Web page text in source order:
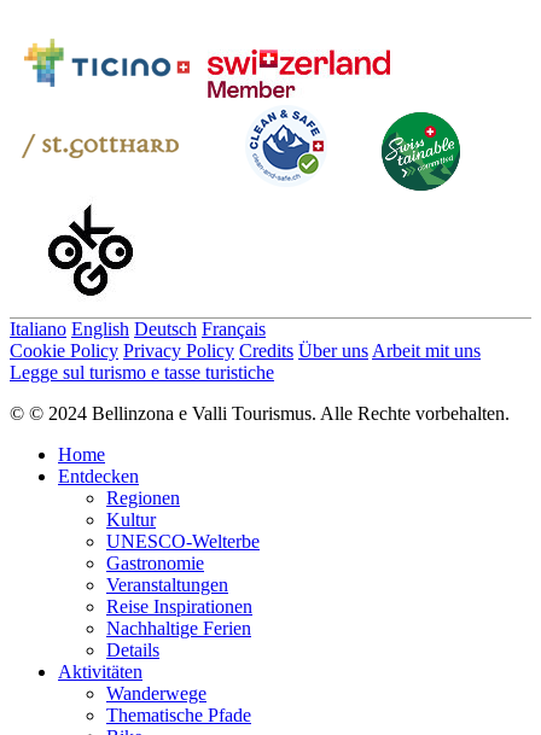
Italiano English Deutsch Français
Cookie Policy Privacy Policy Credits Über uns Arbeit mit uns
Legge sul turismo e tasse turistiche
© © 2024 Bellinzona e Valli Tourismus. Alle Rechte vorbehalten.
Home
Entdecken
Regionen
Kultur
UNESCO-Welterbe
Gastronomie
Veranstaltungen
Reise Inspirationen
Nachhaltige Ferien
Details
Aktivitäten
Wanderwege
Thematische Pfade